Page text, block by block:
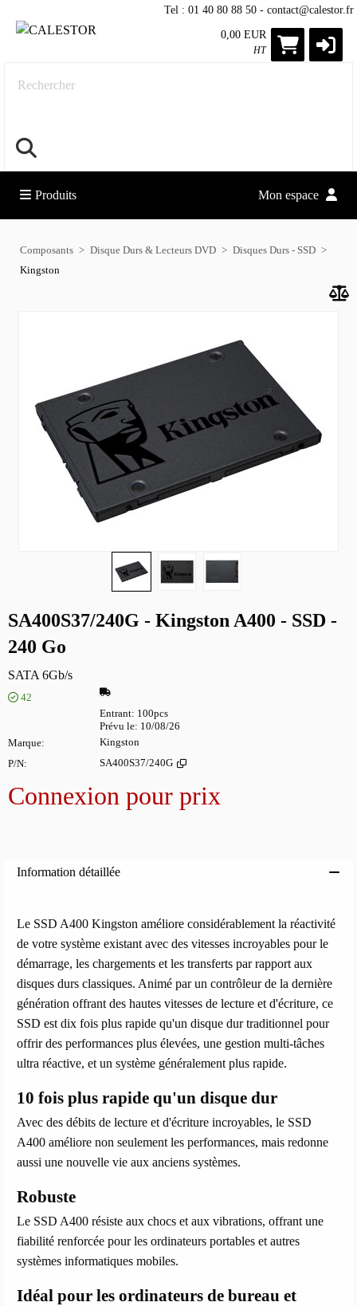
Tel : 01 40 80 88 50 - contact@calestor.fr
0,00 EUR
HT
Rechercher
Produits Mon espace
Composants Disque Durs & Lecteurs DVD
Disques Durs - SSD
Kingston
SA400S37/240G - Kingston A400 - SSD -
240 Go
SATA 6Gb/s
42
Entrant 100pcs
Prévu le 10/08/26
Marque Kingston
P/N SA400S37/240G
Connexion pour prix
Information détaillée
Le SSD A400 Kingston améliore considérablement la réactivité
de votre système existant avec des vitesses incroyables pour le
démarrage, les chargements et les transferts par rapport aux
disques durs classiques. Animé par un contrôleur de la dernière
génération offrant des hautes vitesses de lecture et d'écriture, ce
SSD est dix fois plus rapide qu'un disque dur traditionnel pour
offrir des performances plus élevées, une gestion multi-tâches
ultra réactive, et un système généralement plus rapide.
10 fois plus rapide qu'un disque dur
Avec des débits de lecture et d'écriture incroyables, le SSD
A400 améliore non seulement les performances, mais redonne
aussi une nouvelle vie aux anciens systèmes.
Robuste
Le SSD A400 résiste aux chocs et aux vibrations, offrant une
fiabilité renforcée pour les ordinateurs portables et autres
systèmes informatiques mobiles.
Idéal pour les ordinateurs de bureau et